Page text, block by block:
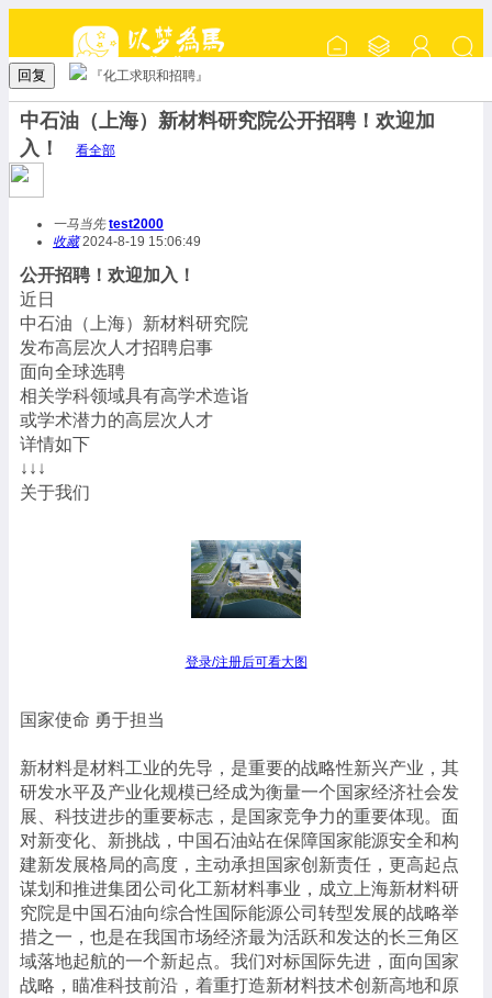
回复 『化工求职和招聘』
中石油（上海）新材料研究院公开招聘！欢迎加
入！
看全部
一马当先 test2000
收藏2024-8-19 15:06:49
公开招聘！欢迎加入！
近日
中石油（上海）新材料研究院
发布高层次人才招聘启事
面向全球选聘
相关学科领域具有高学术造诣
或学术潜力的高层次人才
详情如下
↓↓↓
关于我们
登录/注册后可看大图
国家使命 勇于担当
新材料是材料工业的先导，是重要的战略性新兴产业，其
研发水平及产业化规模已经成为衡量一个国家经济社会发
展、科技进步的重要标志，是国家竞争力的重要体现。面
对新变化、新挑战，中国石油站在保障国家能源安全和构
建新发展格局的高度，主动承担国家创新责任，更高起点
谋划和推进集团公司化工新材料事业，成立上海新材料研
究院是中国石油向综合性国际能源公司转型发展的战略举
措之一，也是在我国市场经济最为活跃和发达的长三角区
域落地起航的一个新起点。我们对标国际先进，面向国家
战略，瞄准科技前沿，着重打造新材料技术创新高地和原